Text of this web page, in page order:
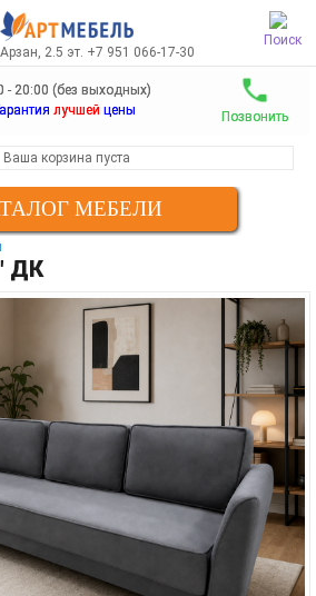
Поиск
2.5 эт. +7 951 066-17-30
- 20:00 (без выходных)
лучшей цены Позвонить
Ваша корзина пуста
МЕБЕЛИ
ДК